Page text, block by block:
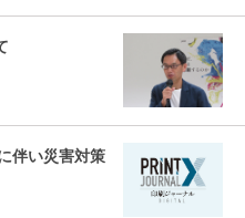
伴い災害対策